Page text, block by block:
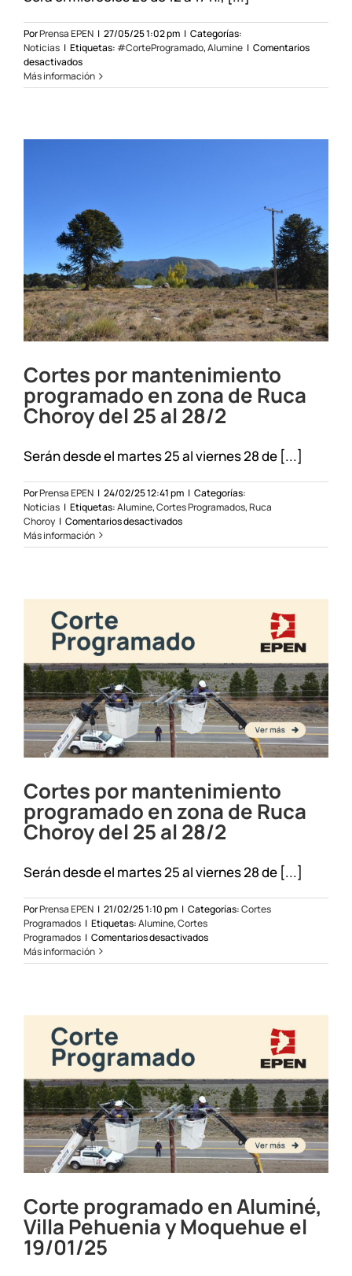
PorPrensa EPEN | 27/05/25 1:02 pm | Categorías:
Noticias | Etiquetas: #CorteProgramado,Alumine | Comentarios
desactivadosen
Mantenimiento
programado
Más información
Cortes por mantenimiento
programado en zona de Ruca
Choroy del 25 al 28/2
Serán desde el martes 25 al viernes 28 de [...]
PorPrensa EPEN | 24/02/25 12:41 pm | Categorías:
Noticias | Etiquetas:Alumine,Cortes Programados,Ruca
Choroy | Comentarios desactivadosen
por
Ruca
Choroy
del
25
al
28/2
Más información
Cortes por mantenimiento
programado en zona de Ruca
Choroy del 25 al 28/2
Serán desde el martes 25 al viernes 28 de [...]
PorPrensa EPEN | 21/02/25 1:10 pm | Categorías:Cortes
Programados | Etiquetas:Alumine,Cortes
Programados | Comentarios desactivadosen
por
del
25
al
28/2
Más información
Corte programado en Aluminé,
Villa Pehuenia y Moquehue el
19/01/25